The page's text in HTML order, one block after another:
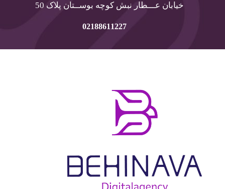
خیابان عـــطار نبش کوچه بوســتان پلاک 50
02188611227